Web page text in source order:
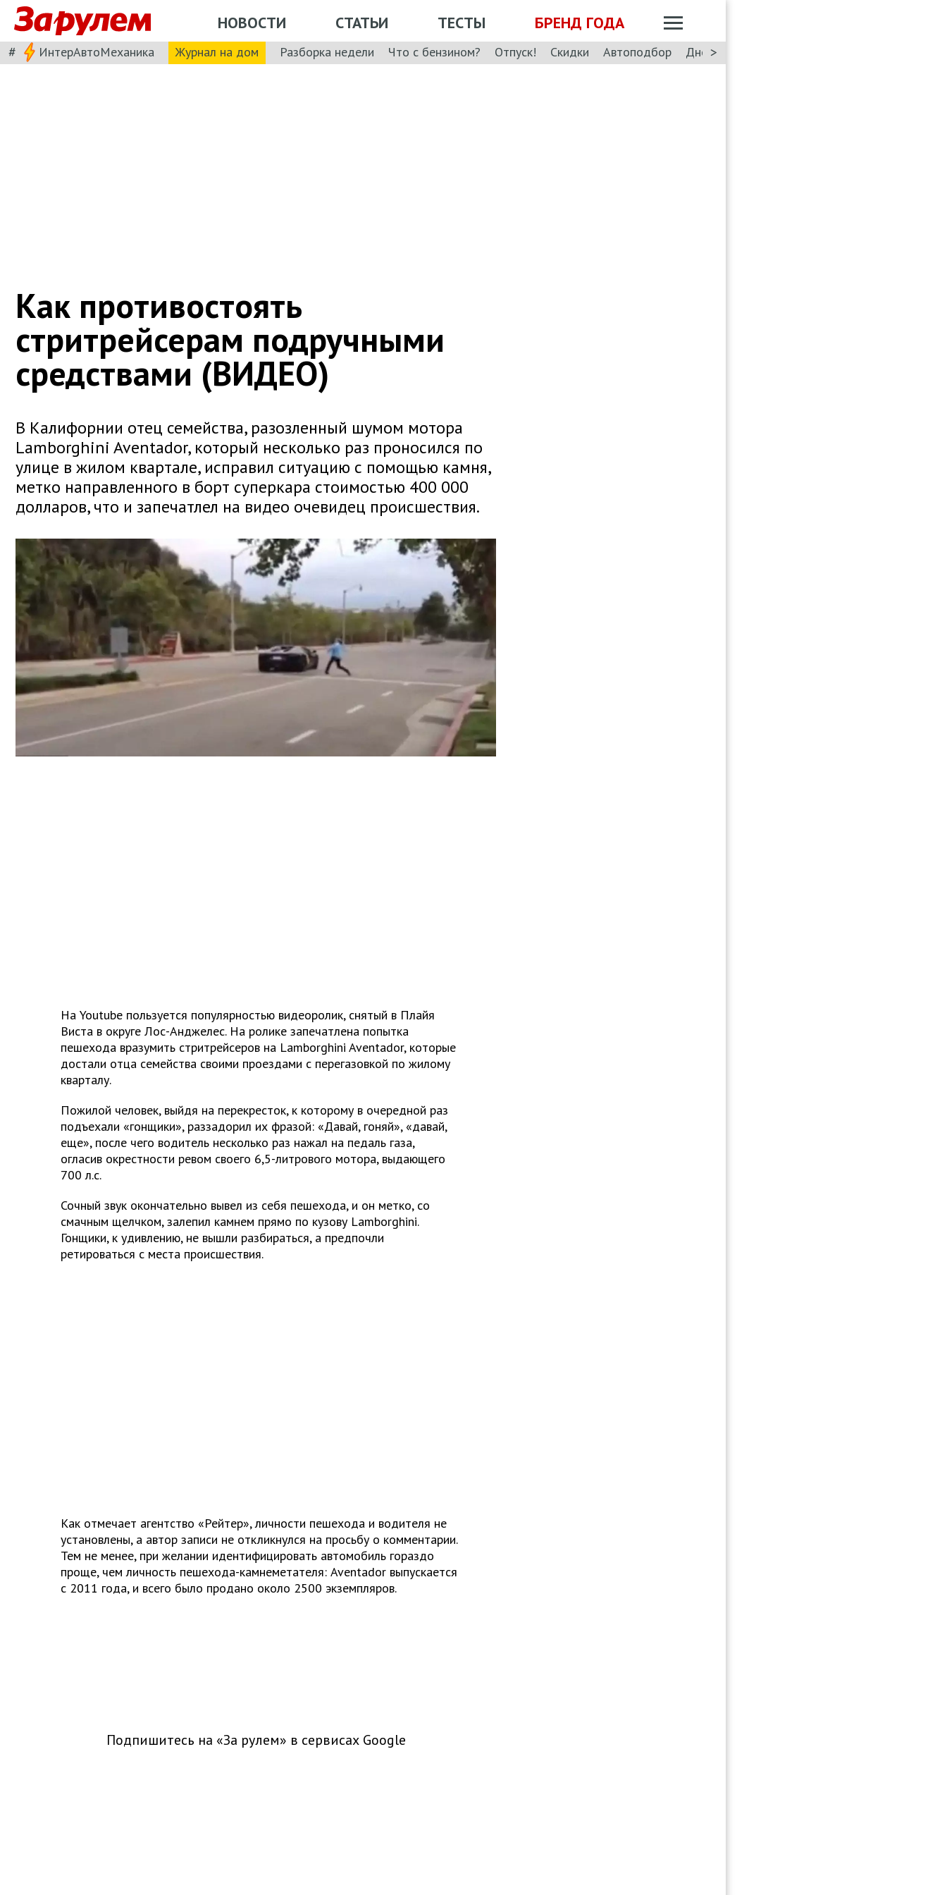
НОВОСТИ СТАТЬИ ТЕСТЫ БРЕНД ГОДА
# ИнтерАвтоМеханика Журнал на дом Разборка недели Что с бензином? Отпуск! Скидки Автоподбор Дневник: Лада Искра
>
Как противостоять
стритрейсерам подручными
средствами (ВИДЕО)
В Калифорнии отец семейства, разозленный шумом мотора
Lamborghini Aventador, который несколько раз проносился по
улице в жилом квартале, исправил ситуацию с помощью камня,
метко направленного в борт суперкара стоимостью 400 000
долларов, что и запечатлел на видео очевидец происшествия.
На Youtube пользуется популярностью видеоролик, снятый в Плайя
Виста в округе Лос-Анджелес. На ролике запечатлена попытка
пешехода вразумить стритрейсеров на Lamborghini Aventador, которые
достали отца семейства своими проездами с перегазовкой по жилому
кварталу.
Пожилой человек, выйдя на перекресток, к которому в очередной раз
подъехали «гонщики», раззадорил их фразой: «Давай, гоняй», «давай,
еще», после чего водитель несколько раз нажал на педаль газа,
огласив окрестности ревом своего 6,5-литрового мотора, выдающего
700 л.с.
Сочный звук окончательно вывел из себя пешехода, и он метко, со
смачным щелчком, залепил камнем прямо по кузову Lamborghini.
Гонщики, к удивлению, не вышли разбираться, а предпочли
ретироваться с места происшествия.
Как отмечает агентство «Рейтер», личности пешехода и водителя не
установлены, а автор записи не откликнулся на просьбу о комментарии.
Тем не менее, при желании идентифицировать автомобиль гораздо
проще, чем личность пешехода-камнеметателя: Aventador выпускается
с 2011 года, и всего было продано около 2500 экземпляров.
Подпишитесь на «За рулем» в сервисах Google